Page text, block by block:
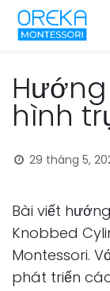
hình
29 tháng 5,
Bài viết
Knobbed
Montessori.
phát triển